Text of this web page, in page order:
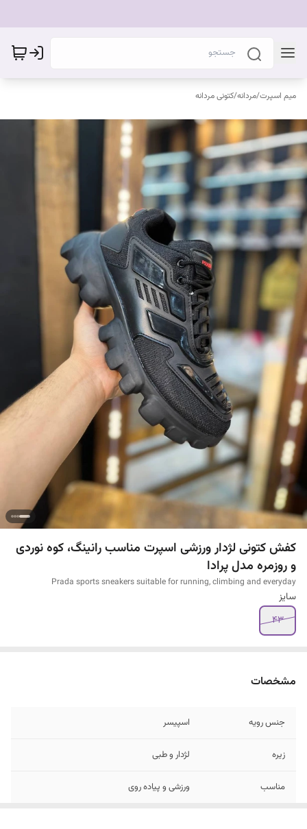
میم اسپرت/مردانه/کتونی مردانه
کفش کتونی لژدار ورزشی اسپرت مناسب رانینگ، کوه نوردی
و روزمره مدل پرادا
Prada sports sneakers suitable for running, climbing and everyday
سایز
43
مشخصات
جنس رویه اسپیسر
زیره لژدار و طبی
مناسب ورزشی و پیاده روی